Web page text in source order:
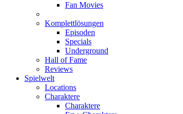
Fan Movies
Komplettlösungen
Episoden
Specials
Underground
Hall of Fame
Reviews
Spielwelt
Locations
Charaktere
Charaktere